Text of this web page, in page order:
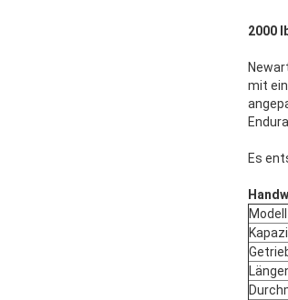
2000
mit
Es
Modell